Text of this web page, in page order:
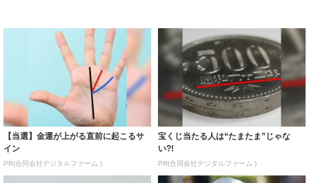
【当選】金運が上がる直前に起こるサ
イン
PR(合同会社デジタルファーム )
宝くじ当たる人は“たまたま”じゃな
い?!
PR(合同会社デジタルファーム )